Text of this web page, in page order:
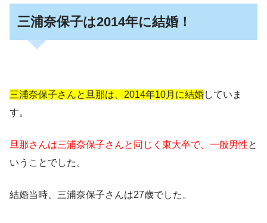
三浦奈保子は2014年に結婚！
三浦奈保子さんと旦那は、2014年10月に結婚していま
す。
旦那さんは三浦奈保子さんと同じく東大卒で、一般男性と
いうことでした。
結婚当時、 三浦奈保子さんは27歳でした。